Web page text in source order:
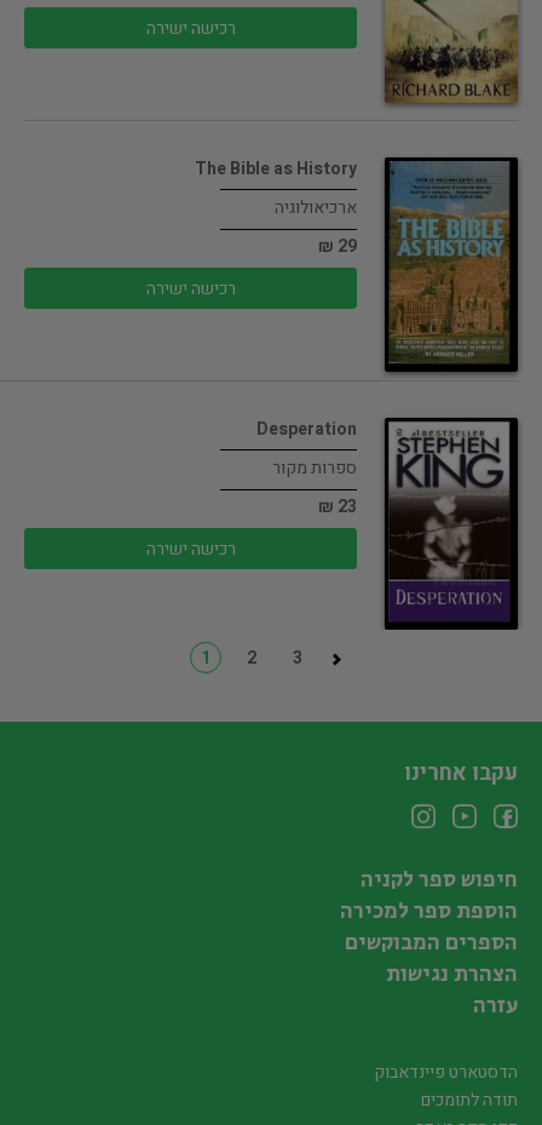
רכישה ישירה
The Bible as History
ארכיאולוגיה
29 ₪
רכישה ישירה
Desperation
ספרות מקור
23 ₪
רכישה ישירה
1 2 3
עקבו אחרינו
חיפוש ספר לקניה
הוספת ספר למכירה
הספרים המבוקשים
הצהרת נגישות
עזרה
הדסטארט פיינדאבוק
תודה לתומכים